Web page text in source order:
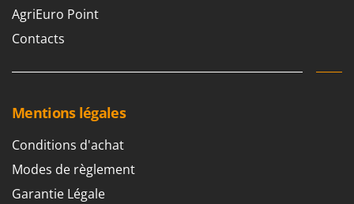
AgriEuro Point
Contacts
Mentions légales
Conditions d'achat
Modes de règlement
Garantie Légale